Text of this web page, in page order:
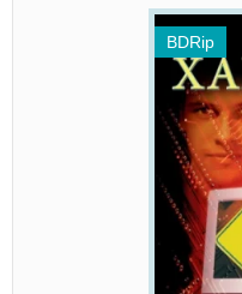
BDRip